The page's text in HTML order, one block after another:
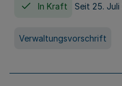
In Kraft Seit 25. Juli
Verwaltungsvorschrift